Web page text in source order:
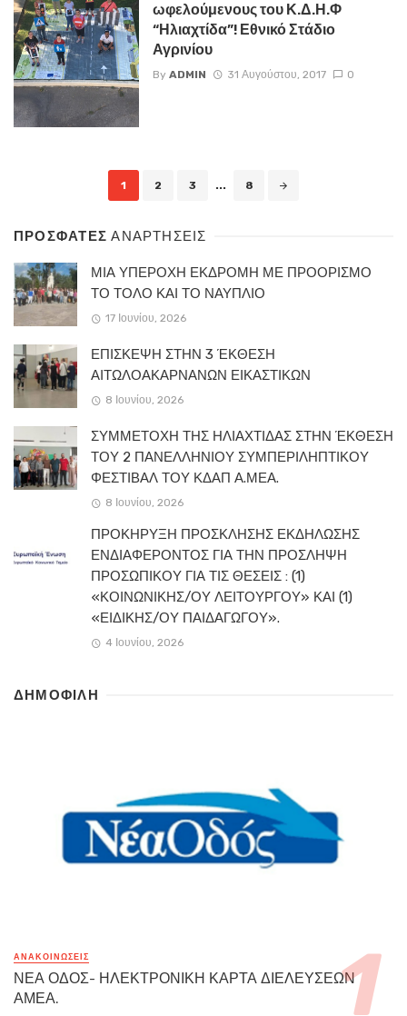
ωφελούμενους του Κ.Δ.Η.Φ
“Ηλιαχτίδα”! Εθνικό Στάδιο
Αγρινίου
By ADMIN 31 Αυγούστου, 2017 0
1 2 3 ... 8
ΠΡΟΣΦΑΤΕΣΑΝΑΡΤΗΣΕΙΣ
ΜΙΑ ΥΠΕΡΟΧΗ ΕΚΔΡΟΜΗ ΜΕ ΠΡΟΟΡΙΣΜΟ
ΤΟ ΤΟΛΟ ΚΑΙ ΤΟ ΝΑΥΠΛΙΟ
17 Ιουνίου, 2026
ΕΠΙΣΚΕΨΗ ΣΤΗΝ 3 ΈΚΘΕΣΗ
ΑΙΤΩΛΟΑΚΑΡΝΑΝΩΝ ΕΙΚΑΣΤΙΚΩΝ
8 Ιουνίου, 2026
ΣΥΜΜΕΤΟΧΗ ΤΗΣ ΗΛΙΑΧΤΙΔΑΣ ΣΤΗΝ ΈΚΘΕΣΗ
ΤΟΥ 2 ΠΑΝΕΛΛΗΝΙΟΥ ΣΥΜΠΕΡΙΛΗΠΤΙΚΟΥ
ΦΕΣΤΙΒΑΛ ΤΟΥ ΚΔΑΠ Α.ΜΕΑ.
8 Ιουνίου, 2026
ΠΡΟΚΗΡΥΞΗ ΠΡΟΣΚΛΗΣΗΣ ΕΚΔΗΛΩΣΗΣ
ΕΝΔΙΑΦΕΡΟΝΤΟΣ ΓΙΑ ΤΗΝ ΠΡΟΣΛΗΨΗ
ΠΡΟΣΩΠΙΚΟΥ ΓΙΑ ΤΙΣ ΘΕΣΕΙΣ : (1)
«ΚΟΙΝΩΝΙΚΗΣ/ΟΥ ΛΕΙΤΟΥΡΓΟΥ» ΚΑΙ (1)
«ΕΙΔΙΚΗΣ/ΟΥ ΠΑΙΔΑΓΩΓΟΥ».
4 Ιουνίου, 2026
ΔΗΜΟΦΙΛΗ
ΑΝΑΚΟΙΝΏΣΕΙΣ
ΝΕΑ ΟΔΟΣ- ΗΛΕΚΤΡΟΝΙΚΗ ΚΑΡΤΑ ΔΙΕΛΕΥΣΕΩΝ
ΑΜΕΑ.